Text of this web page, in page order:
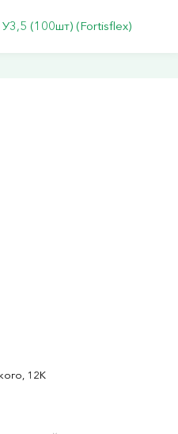
(100шт) (Fortisflex)
12К